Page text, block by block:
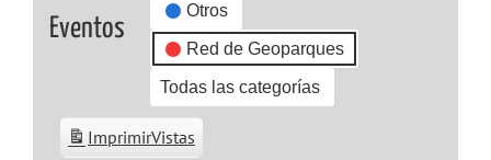
Eventos
Otros
Red de Geoparques
Todas las categorías
ImprimirVistas